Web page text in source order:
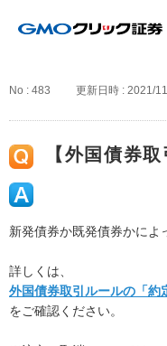
No : 483 更新日時 : 2021/
【外国債券
新発債券か既発債券かによ
詳しくは、
外国債券取引ルールの「約
をご確認ください。